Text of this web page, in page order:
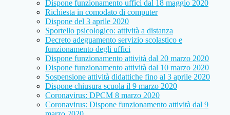
Dispone funzionamento uffici dal 18 maggio 2020
Richiesta in comodato di computer
Dispone del 3 aprile 2020
Sportello psicologico: attività a distanza
Decreto adeguamento servizio scolastico e
funzionamento degli uffici
Dispone funzionamento attività dal 20 marzo 2020
Dispone funzionamento attività dal 10 marzo 2020
Sospensione attività didattiche fino al 3 aprile 2020
Dispone chiusura scuola il 9 marzo 2020
Coronavirus: DPCM 8 marzo 2020
Coronavirus: Dispone funzionamento attività dal 9